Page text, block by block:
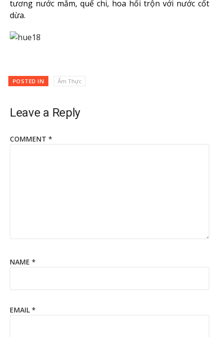
tương nước mắm, quế chi, hoa hổi trộn với nước cốt
dừa.
POSTED IN Ẩm Thực
Leave a Reply
COMMENT *
NAME *
EMAIL *